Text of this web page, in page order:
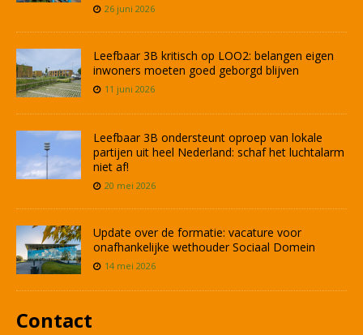
26 juni 2026
Leefbaar 3B kritisch op LOO2: belangen eigen
inwoners moeten goed geborgd blijven
11 juni 2026
Leefbaar 3B ondersteunt oproep van lokale
partijen uit heel Nederland: schaf het luchtalarm
niet af!
20 mei 2026
Update over de formatie: vacature voor
onafhankelijke wethouder Sociaal Domein
14 mei 2026
Contact